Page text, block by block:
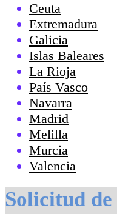
Ceuta
Extremadura
Galicia
Islas Baleares
La Rioja
País Vasco
Navarra
Madrid
Melilla
Murcia
Valencia
Solicitud